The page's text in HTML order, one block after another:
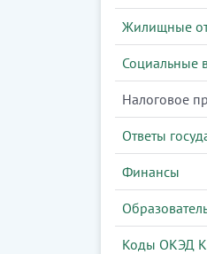
Жилищные
Социальные
Налоговое
Ответы
Финансы
Коды ОКЭД